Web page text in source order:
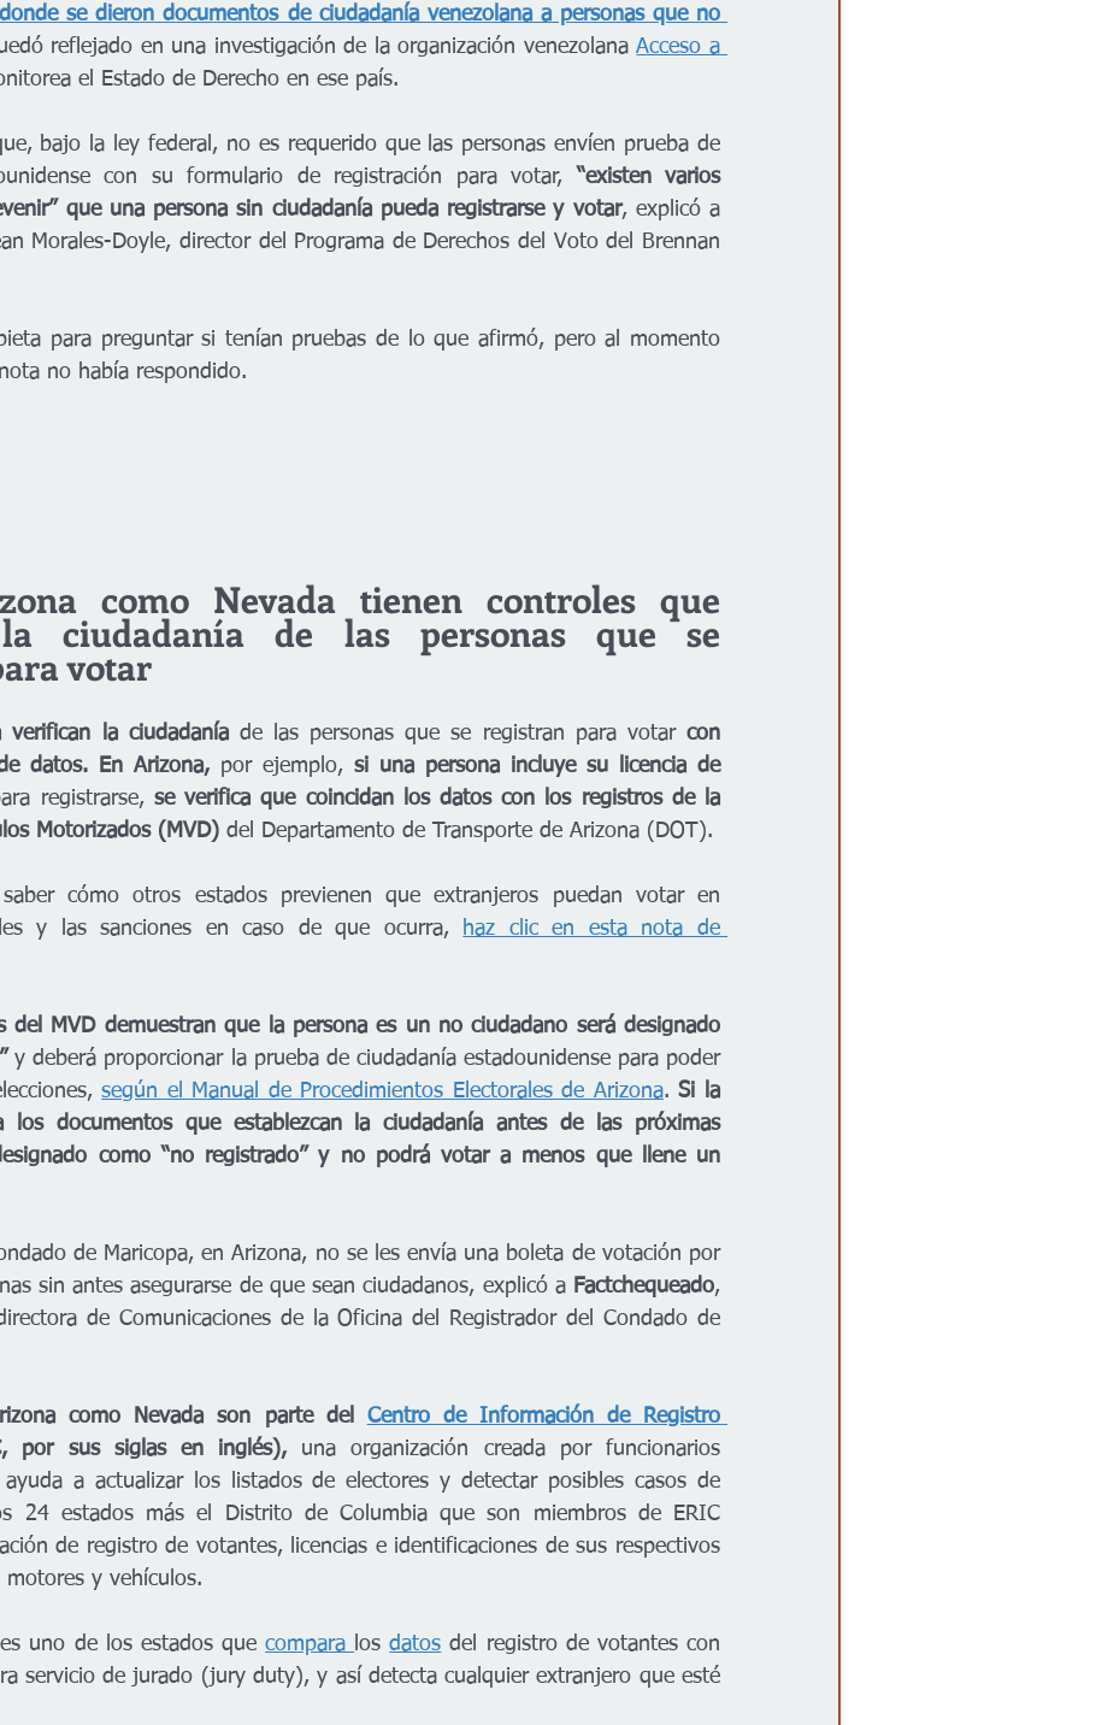
donde se dieron documentos de ciudadanía venezolana a personas que no
reflejado en una investigación de la organización venezolana Acceso a
el Estado de Derecho en ese país.
bajo la ley federal, no es requerido que las personas envíen prueba de
con su formulario de registración para votar, “existen varios
que una persona sin ciudadanía pueda registrarse y votar
Morales-Doyle, director del Programa de Derechos del Voto del Brennan
para preguntar si tenían pruebas de lo que afirmó, pero al momento
no había respondido.
como Nevada tienen controles que
ciudadanía de las personas que se
votar
verifican la ciudadanía de las personas que se registran para votar con
datos. En Arizona, por ejemplo, si una persona incluye su licencia de
registrarse, se verifica que coincidan los datos con los registros de la
Motorizados (MVD) del Departamento de Transporte de Arizona (DOT).
cómo otros estados previenen que extranjeros puedan votar en
y las sanciones en caso de que ocurra,
del MVD demuestran que la persona es un no ciudadano será designado
y deberá proporcionar la prueba de ciudadanía estadounidense para poder
según el Manual de Procedimientos Electorales de Arizona. Si la
los documentos que establezcan la ciudadanía antes de las próximas
como “no registrado” y no podrá votar a menos que llene un
de Maricopa, en Arizona, no se les envía una boleta de votación por
sin antes asegurarse de que sean ciudadanos, explicó a Factchequeado,
de Comunicaciones de la Oficina del Registrador del Condado de
como Nevada son parte del Centro de Información de Registro
por sus siglas en inglés), una organización creada por funcionarios
a actualizar los listados de electores y detectar posibles casos de
24 estados más el Distrito de Columbia que son miembros de ERIC
de registro de votantes, licencias e identificaciones de sus respectivos
y vehículos.
uno de los estados que compara los datos del registro de votantes con
servicio de jurado (jury duty), y así detecta cualquier extranjero que esté